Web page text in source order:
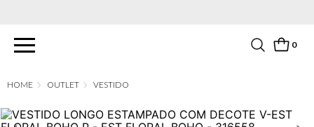
0
OUTLET VESTIDO